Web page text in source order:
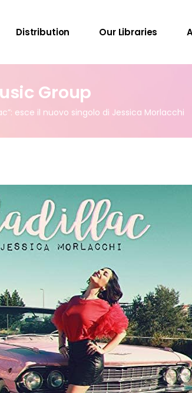
Distribution Our Libraries
Group
esce il nuovo singolo di Jessica Morlacchi